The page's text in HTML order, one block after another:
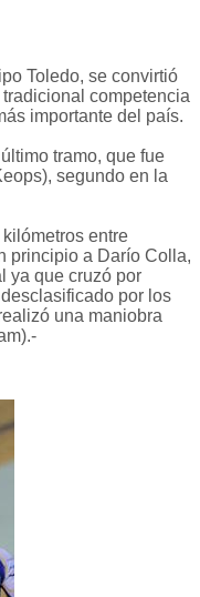
Toledo, se convirtió
competencia
importante del país.
tramo, que fue
segundo en la
entre
principio a Darío Colla,
ya que cruzó por
por los
una maniobra